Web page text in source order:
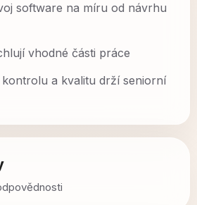
software na míru od návrhu
vhodné části práce
a kvalitu drží seniorní